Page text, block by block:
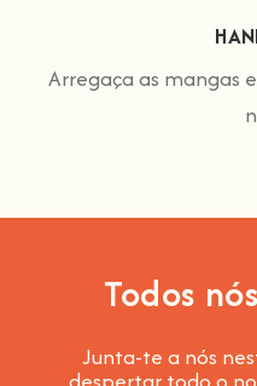
Arregaça as mangas
Todos
Junta-te a nós